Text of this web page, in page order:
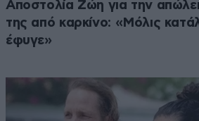
Αποστολία Ζώη για την
της από καρκίνο: «Μόλις
έφυγε»